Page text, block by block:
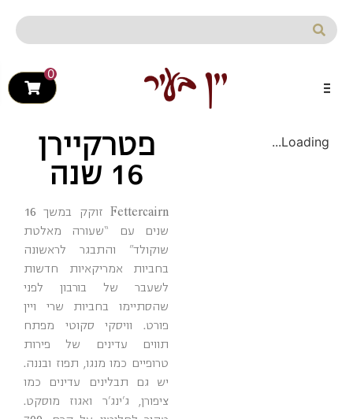
Loading... פטרקיירן
16 שנה
Fettercairn זוקק במשך 16
שנים עם “שעורה מאלטת
שוקולד” והתבגר לראשונה
בחביות אמריקאיות חדשות
לשעבר של בורבון לפני
שהסתיימו בחביות שרי ויין
פורט. וויסקי סקוטי מפתח
תווים עדינים של פירות
טרופיים כמו מנגו, תפוז ובננה.
יש גם תבלינים עדינים כמו
ציפורן, ג’ינג’ר ואגוז מוסקט.